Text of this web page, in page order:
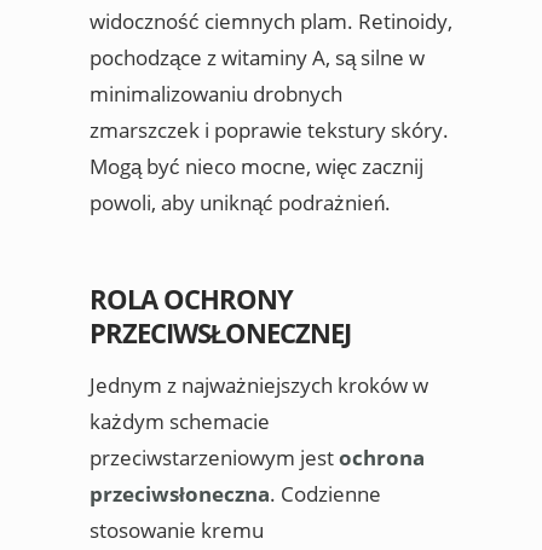
widoczność ciemnych plam. Retinoidy,
pochodzące z witaminy A, są silne w
minimalizowaniu drobnych
zmarszczek i poprawie tekstury skóry.
Mogą być nieco mocne, więc zacznij
powoli, aby uniknąć podrażnień.
ROLA OCHRONY
PRZECIWSŁONECZNEJ
Jednym z najważniejszych kroków w
każdym schemacie
przeciwstarzeniowym jestochrona
przeciwsłoneczna. Codzienne
stosowanie kremu